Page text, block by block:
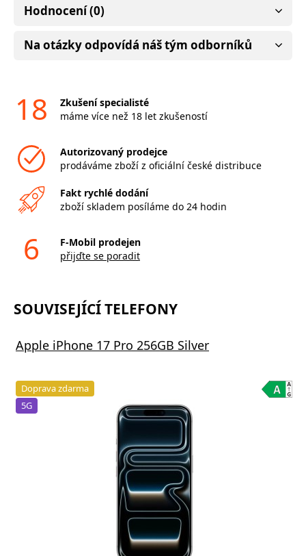
Hodnocení (0)
Na otázky odpovídá náš tým odborníků
18
Zkušení specialisté
máme více než 18 let zkušeností
Autorizovaný prodejce
prodáváme zboží z oficiální české distribuce
Fakt rychlé dodání
zboží skladem posíláme do 24 hodin
6
F-Mobil prodejen
přijďte se poradit
SOUVISEJÍCÍ TELEFONY
Apple iPhone 17 Pro 256GB Silver
Doprava zdarma
5G